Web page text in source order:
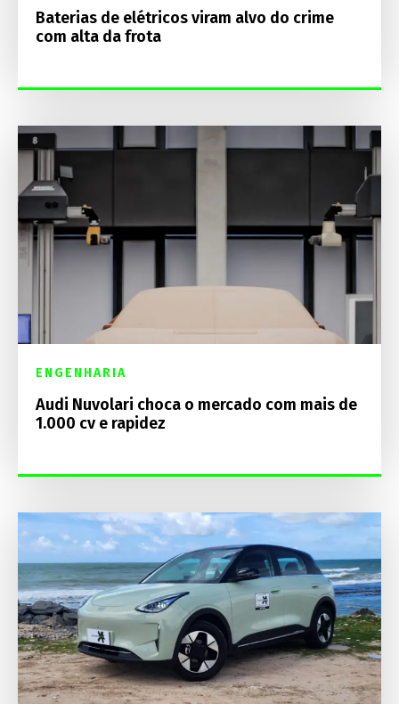
Baterias de elétricos viram alvo do crime
com alta da frota
ENGENHARIA
Audi Nuvolari choca o mercado com mais de
1.000 cv e rapidez